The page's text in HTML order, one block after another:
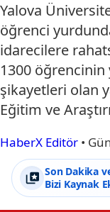
Yalova
öğrenci
idarecilere
1300 öğrencinin
şikayetleri olan
Eğitim ve
HaberX Editör •
Son Dakika
Bizi Kaynak